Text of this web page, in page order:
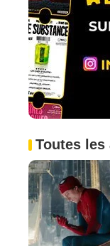
Toutes les